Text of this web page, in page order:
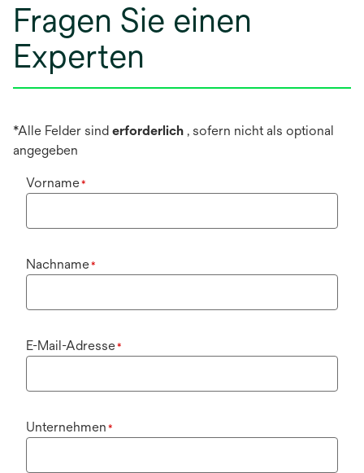
Fragen Sie einen
Experten
*Alle Felder sind erforderlich , sofern nicht als optional
angegeben
Vorname*
Nachname*
E-Mail-Adresse*
Unternehmen *